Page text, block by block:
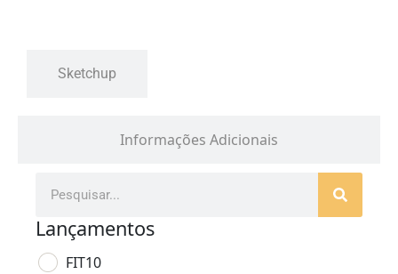
Informações Adicionais
Sketchup
Lançamentos
FIT10